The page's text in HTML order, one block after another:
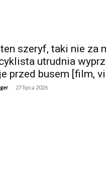
szeryf, taki nie za
utrudnia
przed busem [film,
- 27 lipca 2026